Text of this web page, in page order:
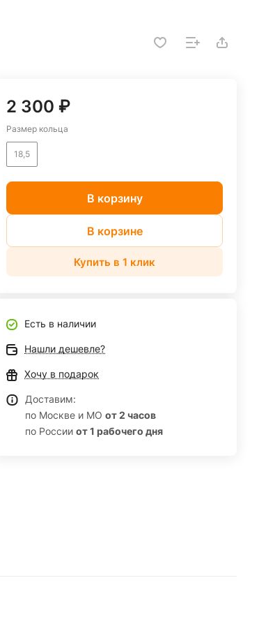
2 300 ₽
Размер кольца
18,5
В корзину
В корзине
Купить в 1 клик
Есть в наличии
Нашли дешевле?
Хочу в подарок
Доставим:
по Москве и МОот 2 часов
по Россииот 1 рабочего дня